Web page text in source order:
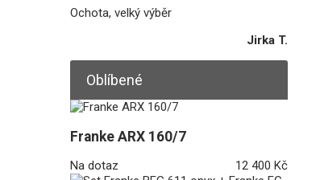
Ochota, velký výběr
Jirka T.
Oblíbené
Franke ARX 160/7
Na dotaz 12 400 Kč